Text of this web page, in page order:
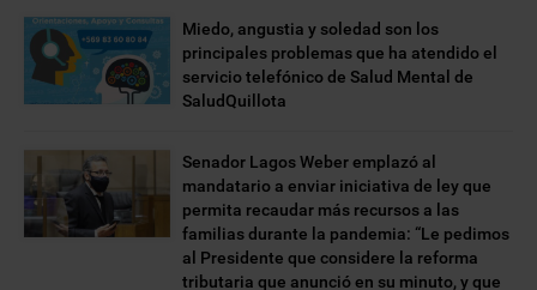
Miedo, angustia y soledad son los
principales problemas que ha atendido el
servicio telefónico de Salud Mental de
SaludQuillota
Senador Lagos Weber emplazó al
mandatario a enviar iniciativa de ley que
permita recaudar más recursos a las
familias durante la pandemia: “Le pedimos
al Presidente que considere la reforma
tributaria que anunció en su minuto, y que